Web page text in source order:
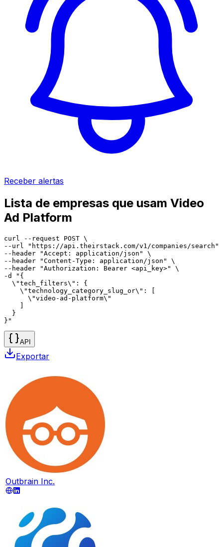
Receber alertas
Lista de empresas que usam Video
Ad Platform
curl --request POST \
--url "https://api.theirstack.com/v1/companies/search"
--header "Accept: application/json" \
--header "Content-Type: application/json" \
--header "Authorization: Bearer <api_key>" \
-d "{
  \"tech_filters\": {
    \"technology_category_slug_or\": [
      \"video-ad-platform\"
    ]
  }
}"
API
Exportar
Outbrain Inc.